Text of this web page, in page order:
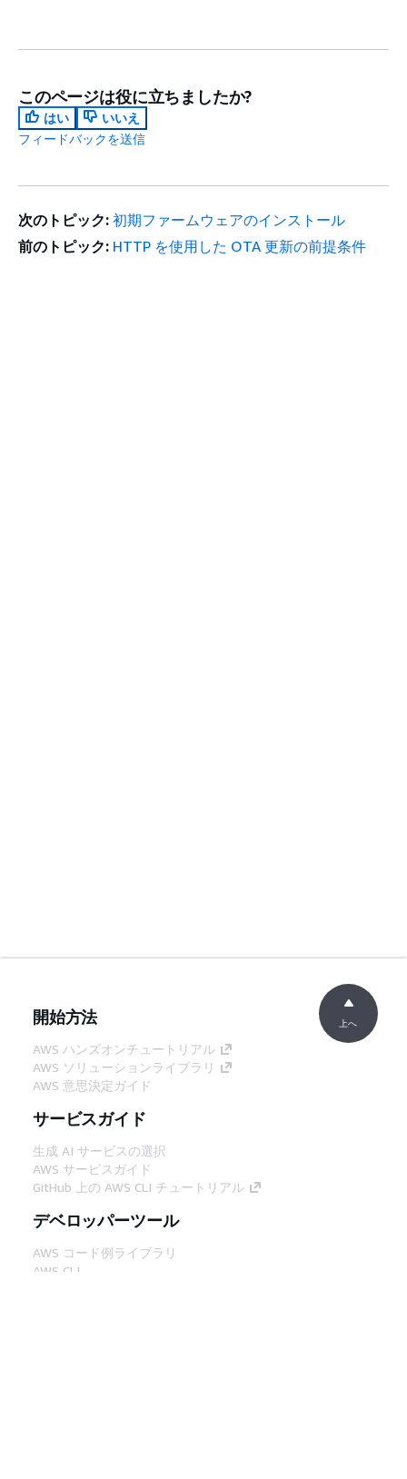
このページは役に立ちましたか?
はい
いいえ
フィードバックを送信
次のトピック: 初期ファームウェアのインストール
前のトピック: HTTP を使用した OTA 更新の前提条件
開始方法
AWS ハンズオンチュートリアル
AWS ソリューションライブラリ
AWS 意思決定ガイド
サービスガイド
生成 AI サービスの選択
AWS サービスガイド
GitHub 上の AWS CLI チュートリアル
デベロッパーツール
AWS コード例ライブラリ
AWS CLI
上へ